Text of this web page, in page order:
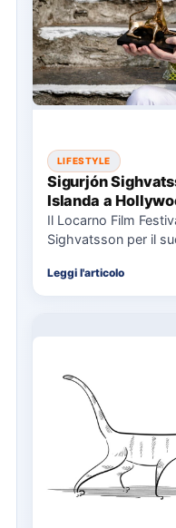
LIFESTYLE
Sigurjón
Islanda a
Il Locarno Film
Sighvatsson per il
Leggi l'articolo